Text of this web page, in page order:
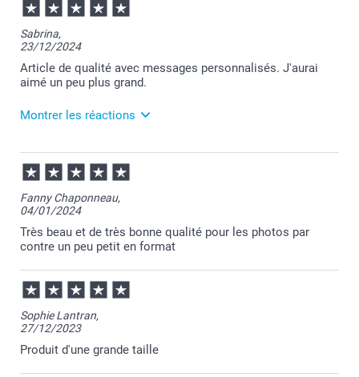
Sabrina,
23/12/2024
Article de qualité avec messages personnalisés. J'aurai
aimé un peu plus grand.
Montrer les réactions
04/02/2025
11:57
Bonjour Sabrina,
Je vous remercie pour votre commande et pour
votre avis, je ne manquerai pas à le transmettre au
service concerné.
Je reste à votre disposition et je vous souhaite une
bonne journée.
Cordialement,
Florence@smartphoto
Fanny Chaponneau,
04/01/2024
Très beau et de très bonne qualité pour les photos par
contre un peu petit en format
Sophie Lantran,
27/12/2023
Produit d'une grande taille